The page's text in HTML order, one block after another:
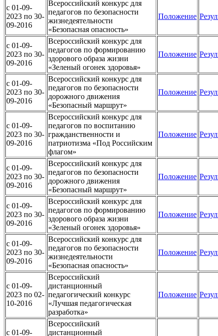
c 01-09-
2023 по 30-
09-2016
Всероссийский конкурс для
педагогов по безопасности
жизнедеятельности
«Безопасная опасность»
Положение
c 01-09-
2023 по 30-
09-2016
Всероссийский конкурс для
педагогов по формированию
здорового образа жизни
«Зеленый огонек здоровья»
Положение
c 01-09-
2023 по 30-
09-2016
Всероссийский конкурс для
педагогов по безопасности
дорожного движения
«Безопасный маршрут»
Положение
c 01-09-
2023 по 30-
09-2016
Всероссийский конкурс для
педагогов по воспитанию
гражданственности и
патриотизма «Под Российским
флагом»
Положение
c 01-09-
2023 по 30-
09-2016
Всероссийский конкурс для
педагогов по безопасности
дорожного движения
«Безопасный маршрут»
Положение
c 01-09-
2023 по 30-
09-2016
Всероссийский конкурс для
педагогов по формированию
здорового образа жизни
«Зеленый огонек здоровья»
Положение
c 01-09-
2023 по 30-
09-2016
Всероссийский конкурс для
педагогов по безопасности
жизнедеятельности
«Безопасная опасность»
Положение
c 01-09-
2023 по 02-
10-2016
Всероссийский
дистанционный
педагогический конкурс
«Лучшая педагогическая
разработка»
Положение
c 01-09-
Всероссийский
дистанционный